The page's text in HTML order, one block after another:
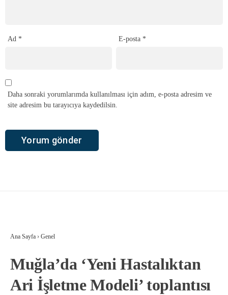
Ad * E-posta *
Daha sonraki yorumlarımda kullanılması için adım, e-posta adresim ve
site adresim bu tarayıcıya kaydedilsin.
Ana Sayfa › Genel
Muğla’da ‘Yeni Hastalıktan
Ari İşletme Modeli’ toplantısı